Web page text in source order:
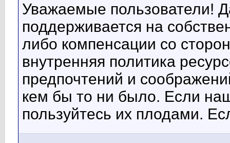
Уважаемые пользователи!
поддерживается на
либо компенсации со
внутренняя политика
предпочтений и
кем бы то ни было. Если
пользуйтесь их плодами.